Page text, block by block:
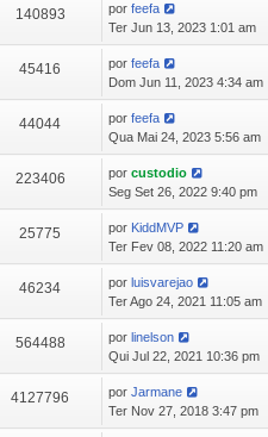
140893 porfeefa
Ter Jun 13, 2023 1:01 am
45416 porfeefa
Dom Jun 11, 2023 4:34 am
44044 porfeefa
Qua Mai 24, 2023 5:56 am
223406 porcustodio
Seg Set 26, 2022 9:40 pm
25775 por KiddMVP
Ter Fev 08, 2022 11:20 am
46234 porluisvarejao
Ter Ago 24, 2021 11:05 am
564488 porlinelson
Qui Jul 22, 2021 10:36 pm
4127796 porJarmane
Ter Nov 27, 2018 3:47 pm